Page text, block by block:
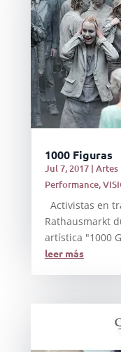
1000 Figuras
Jul 7, 2017| Artes
Performance,
Activistas en
Rathausmarkt
artística "1000
leer más